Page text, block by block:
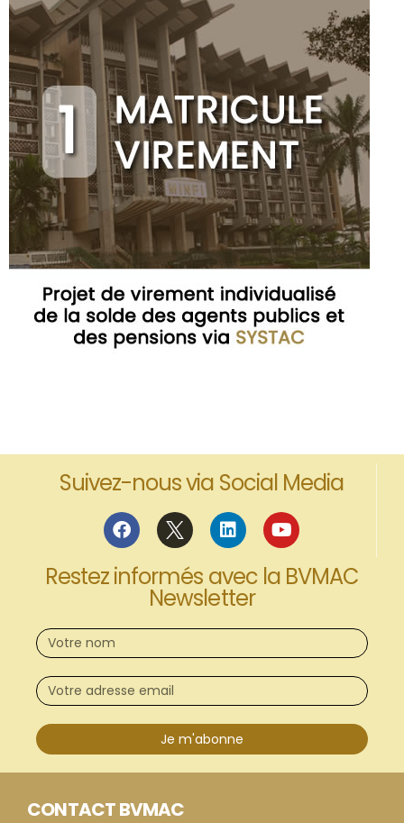
Suivez-nous via Social Media
Restez informés avec la BVMAC
Newsletter
Je m'abonne
CONTACT BVMAC